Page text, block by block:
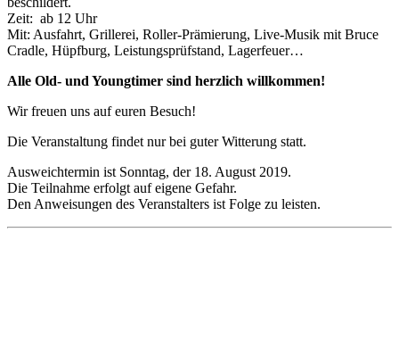
Zeit: ab 12 Uhr
Mit: Ausfahrt, Grillerei, Roller-Prämierung, Live-Musik mit Bruce
Cradle, Hüpfburg, Leistungsprüfstand, Lagerfeuer…
Alle Old- und Youngtimer sind herzlich willkommen!
Wir freuen uns auf euren Besuch!
Die Veranstaltung findet nur bei guter Witterung statt.
Ausweichtermin ist Sonntag, der 18. August 2019.
Die Teilnahme erfolgt auf eigene Gefahr.
Den Anweisungen des Veranstalters ist Folge zu leisten.